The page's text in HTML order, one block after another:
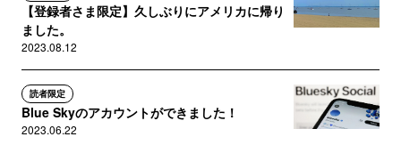
【登録者さま限定】久しぶりにアメリカに帰り
ました。
2023.08.12
読者限定
Blue Skyのアカウントができました！
2023.06.22